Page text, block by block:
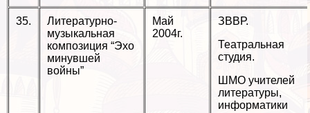
35.
Литературно-
музыкальная
композиция “Эхо
минувшей
войны”
Май
2004г.
ЗВВР.
Театральная
студия.
ШМО учителей
литературы,
информатики